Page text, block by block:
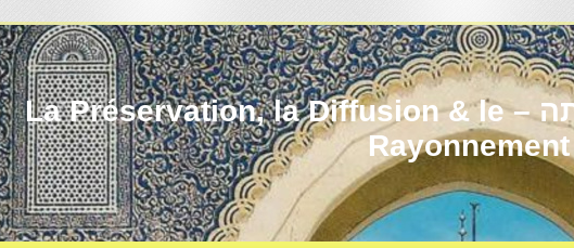
יהדות מרוקו עברה ותרבותה – La Préservation, la Diffusion & le